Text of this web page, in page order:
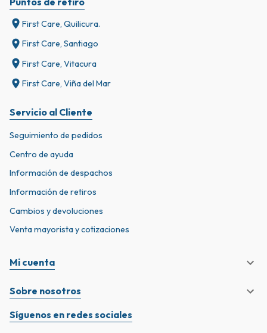
First Care, Quilicura.
First Care, Santiago
First Care, Vitacura
First Care, Viña del Mar
Servicio al Cliente
Seguimiento de pedidos
Centro de ayuda
Información de despachos
Información de retiros
Cambios y devoluciones
Venta mayorista y cotizaciones
Mi cuenta
Sobre nosotros
Síguenos en redes sociales